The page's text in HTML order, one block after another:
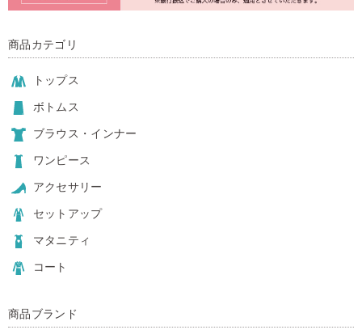
商品カテゴリ
トップス
ボトムス
ブラウス・インナー
ワンピース
アクセサリー
セットアップ
マタニティ
コート
商品ブランド